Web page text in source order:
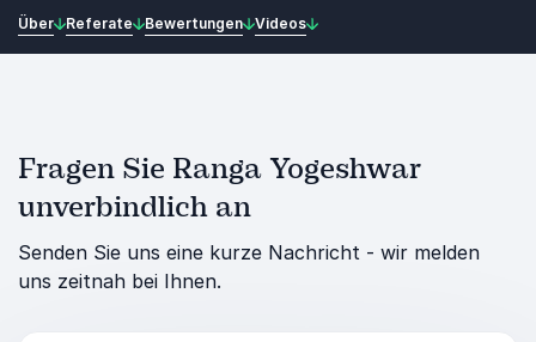
Über Referate Bewertungen Videos
Fragen Sie Ranga Yogeshwar
unverbindlich an
Senden Sie uns eine kurze Nachricht - wir melden
uns zeitnah bei Ihnen.